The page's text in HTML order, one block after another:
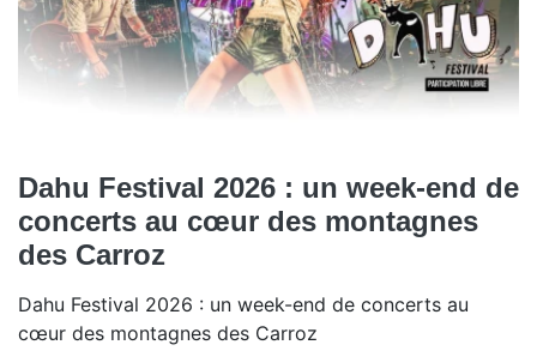
Dahu Festival 2026 : un week-end de
concerts au cœur des montagnes
des Carroz
Dahu Festival 2026 : un week-end de concerts au
cœur des montagnes des Carroz